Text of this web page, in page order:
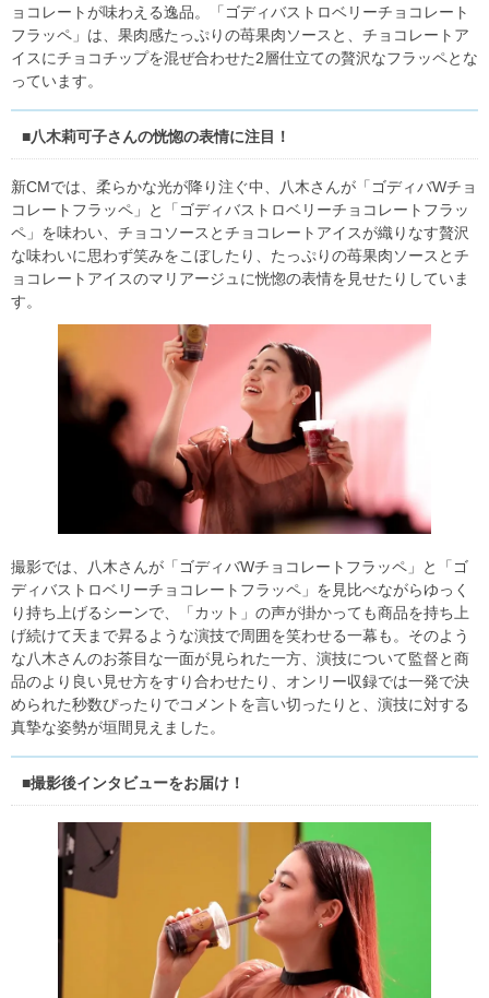
ョコレートが味わえる逸品。「ゴディバストロベリーチョコレート
フラッペ」は、果肉感たっぷりの苺果肉ソースと、チョコレートア
イスにチョコチップを混ぜ合わせた2層仕立ての贅沢なフラッペとな
っています。
■八木莉可子さんの恍惚の表情に注目！
新CMでは、柔らかな光が降り注ぐ中、八木さんが「ゴディバWチョ
コレートフラッペ」と「ゴディバストロベリーチョコレートフラッ
ペ」を味わい、チョコソースとチョコレートアイスが織りなす贅沢
な味わいに思わず笑みをこぼしたり、たっぷりの苺果肉ソースとチ
ョコレートアイスのマリアージュに恍惚の表情を見せたりしていま
す。
撮影では、八木さんが「ゴディバWチョコレートフラッペ」と「ゴ
ディバストロベリーチョコレートフラッペ」を見比べながらゆっく
り持ち上げるシーンで、「カット」の声が掛かっても商品を持ち上
げ続けて天まで昇るような演技で周囲を笑わせる一幕も。そのよう
な八木さんのお茶目な一面が見られた一方、演技について監督と商
品のより良い見せ方をすり合わせたり、オンリー収録では一発で決
められた秒数ぴったりでコメントを言い切ったりと、演技に対する
真摯な姿勢が垣間見えました。
■撮影後インタビューをお届け！